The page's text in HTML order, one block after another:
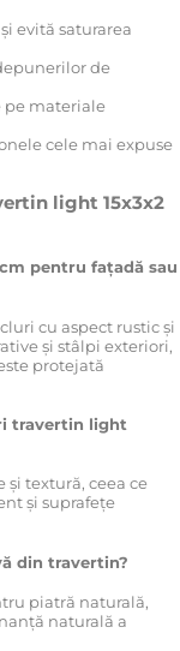
evită saturarea
de
pe materiale
cele mai expuse
light 15x3x2
pentru fațadă sau
cu aspect rustic și
și stâlpi exteriori,
protejată
travertin light
textură, ceea ce
și suprafețe
din travertin?
piatră naturală,
naturală a